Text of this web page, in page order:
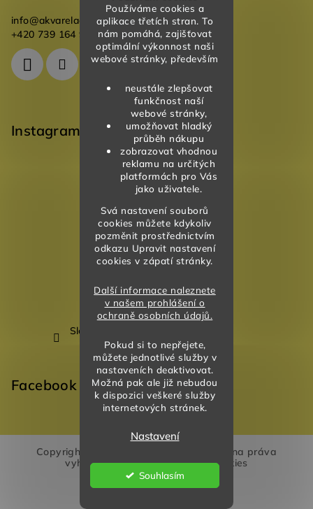
Používáme cookies a
aplikace třetích stran. To
nám pomáhá, zajišťovat
optimální výkonnost naši
webové stránky, především
neustále zlepšovat
funkčnost naší
webové stránky,
umožňovat hladký
průběh nákupu
zobrazovat vhodnou
reklamu na určitých
platformách pro Vás
jako uživatele.
Svá nastavení souborů
cookies můžete kdykoliv
pozměnit prostřednictvím
odkazu Upravit nastavení
cookies v zápatí stránky.
Další informace naleznete
v našem prohlášení o
ochraně osobních údajů.
Pokud si to nepřejete,
můžete jednotlivé služby v
nastaveních deaktivovat.
Možná pak ale již nebudou
k dispozici veškeré služby
internetových stránek.
Nastavení
Souhlasím
info@akvareladesign.cz
+420 739 164 946
Instagram
Sledovat na Instagramu
Facebook
Copyright 2026
. Všechna práva
vyhrazena.Upravit nastavení cookies
Vytvořil Shoptet